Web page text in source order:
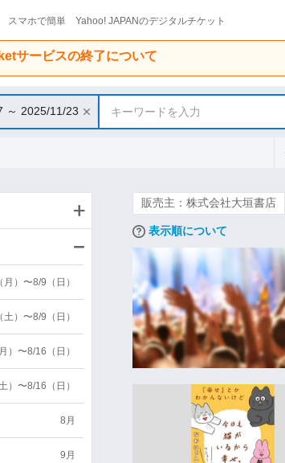
スマホで簡単 Yahoo! JAPANのデジタルチケット
サービスの終了について
～ 2025/11/23 キーワードを入力
販売主：株式会社大垣書店
表示順について
月）〜8/9（日）
土）〜8/9（日）
）〜8/16（日）
）〜8/16（日）
8月
9月